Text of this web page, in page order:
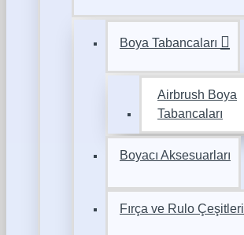
Boya Tabancaları
Airbrush Boya
Tabancaları
Boyacı Aksesuarları
Fırça ve Rulo Çeşitleri